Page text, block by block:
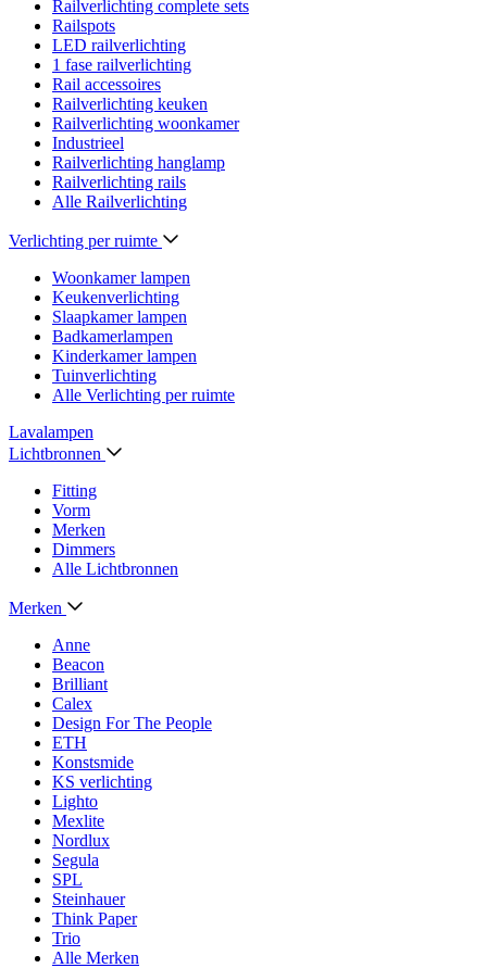
Railverlichting complete sets
Railspots
LED railverlichting
1 fase railverlichting
Rail accessoires
Railverlichting keuken
Railverlichting woonkamer
Industrieel
Railverlichting hanglamp
Railverlichting rails
Alle Railverlichting
Verlichting per ruimte
Woonkamer lampen
Keukenverlichting
Slaapkamer lampen
Badkamerlampen
Kinderkamer lampen
Tuinverlichting
Alle Verlichting per ruimte
Lavalampen
Lichtbronnen
Fitting
Vorm
Merken
Dimmers
Alle Lichtbronnen
Merken
Anne
Beacon
Brilliant
Calex
Design For The People
ETH
Konstsmide
KS verlichting
Lighto
Mexlite
Nordlux
Segula
SPL
Steinhauer
Think Paper
Trio
Alle Merken